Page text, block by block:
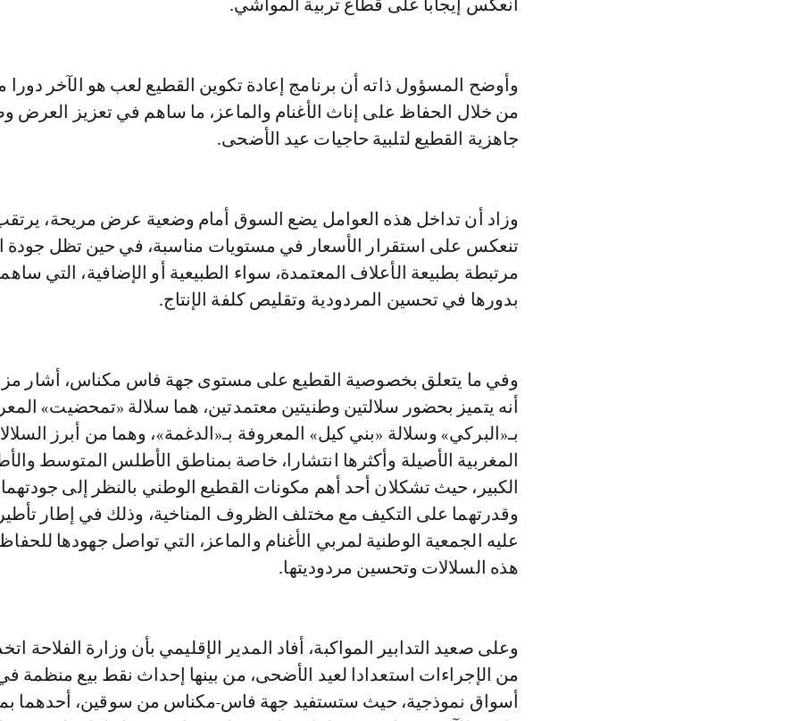
انعكس إيجابا على قطاع تربية المواشي.
وأوضح المسؤول ذاته أن برنامج إعادة تكوين القطيع لعب هو الآخر دورا
من خلال الحفاظ على إناث الأغنام والماعز، ما ساهم في تعزيز العرض
جاهزية القطيع لتلبية حاجيات عيد الأضحى.
وزاد أن تداخل هذه العوامل يضع السوق أمام وضعية عرض مريحة،
تنعكس على استقرار الأسعار في مستويات مناسبة، في حين تظل جودة
مرتبطة بطبيعة الأعلاف المعتمدة، سواء الطبيعية أو الإضافية، التي
بدورها في تحسين المردودية وتقليص كلفة الإنتاج.
وفي ما يتعلق بخصوصية القطيع على مستوى جهة فاس مكناس، أشار
أنه يتميز بحضور سلالتين وطنيتين معتمدتين، هما سلالة «تمحضيت»
بـ«البركي» وسلالة «بني كيل» المعروفة بـ«الدغمة»، وهما من أبرز
المغربية الأصيلة وأكثرها انتشارا، خاصة بمناطق الأطلس المتوسط
الكبير، حيث تشكلان أحد أهم مكونات القطيع الوطني بالنظر إلى جودتهما
وقدرتهما على التكيف مع مختلف الظروف المناخية، وذلك في إطار
عليه الجمعية الوطنية لمربي الأغنام والماعز، التي تواصل جهودها
هذه السلالات وتحسين مردوديتها.
وعلى صعيد التدابير المواكبة، أفاد المدير الإقليمي بأن وزارة الفلاحة
من الإجراءات استعدادا لعيد الأضحى، من بينها إحداث نقط بيع منظمة
أسواق نموذجية، حيث ستستفيد جهة فاس-مكناس من سوقين، أحدهما